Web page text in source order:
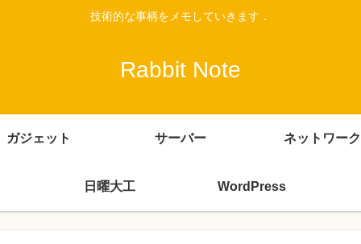
技術的な事柄をメモしていきます．
Rabbit Note
ガジェット サーバー ネットワーク
日曜大工 WordPress